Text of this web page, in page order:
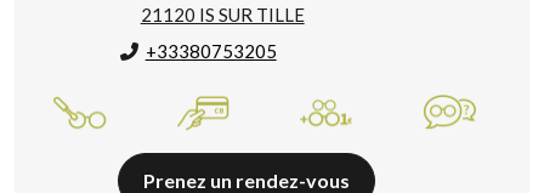
21120 IS SUR TILLE
+33380753205
Prenez un rendez-vous